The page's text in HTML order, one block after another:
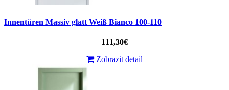
Innentüren Massiv glatt Weiß Bianco 100-110
111,30€
Zobrazit detail